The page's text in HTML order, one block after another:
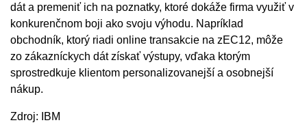
dát a premeniť ich na poznatky, ktoré dokáže firma využiť v
konkurenčnom boji ako svoju výhodu. Napríklad
obchodník, ktorý riadi online transakcie na zEC12, môže
zo zákazníckych dát získať výstupy, vďaka ktorým
sprostredkuje klientom personalizovanejší a osobnejší
nákup.
Zdroj: IBM